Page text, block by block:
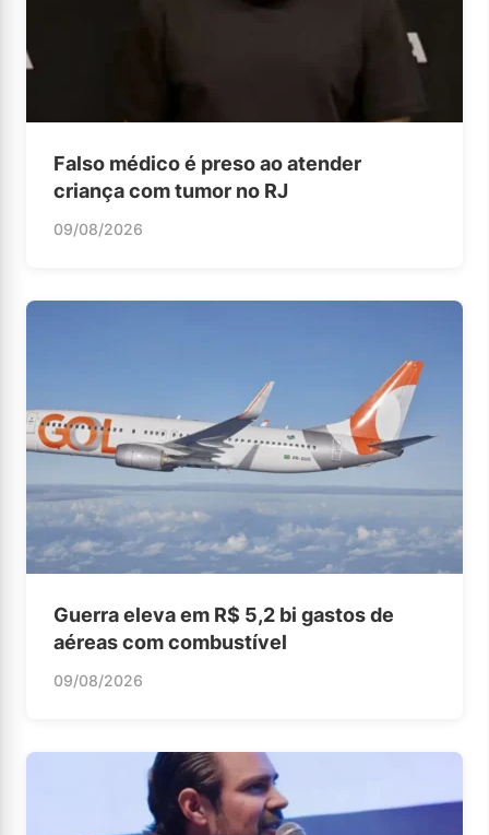
Falso médico é preso ao atender
criança com tumor no RJ
09/08/2026
Guerra eleva em R$ 5,2 bi gastos de
aéreas com combustível
09/08/2026